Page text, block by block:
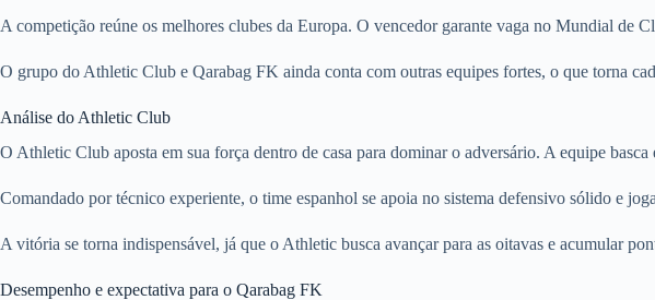
A competição reúne os melhores clubes da Europa. O vencedor garante vaga no Mundial de
O grupo do Athletic Club e Qarabag FK ainda conta com outras equipes fortes, o que torna
Análise do Athletic Club
O Athletic Club aposta em sua força dentro de casa para dominar o adversário. A equipe
Comandado por técnico experiente, o time espanhol se apoia no sistema defensivo sólido e
A vitória se torna indispensável, já que o Athletic busca avançar para as oitavas e acumular
Desempenho e expectativa para o Qarabag FK